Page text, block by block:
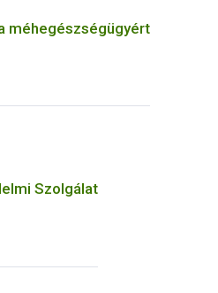
méhegészségügyért
Szolgálat